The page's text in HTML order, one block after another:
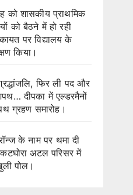
को शासकीय प्राथमिक
को बैठने में हो रही
पर विद्यालय के
किया।
फिर ली पद और
दीपका में एल्डरमैनों
ग्रहण समारोह।
के नाम पर थमा दी
कटघोरा अटल परिसर में
पोल।